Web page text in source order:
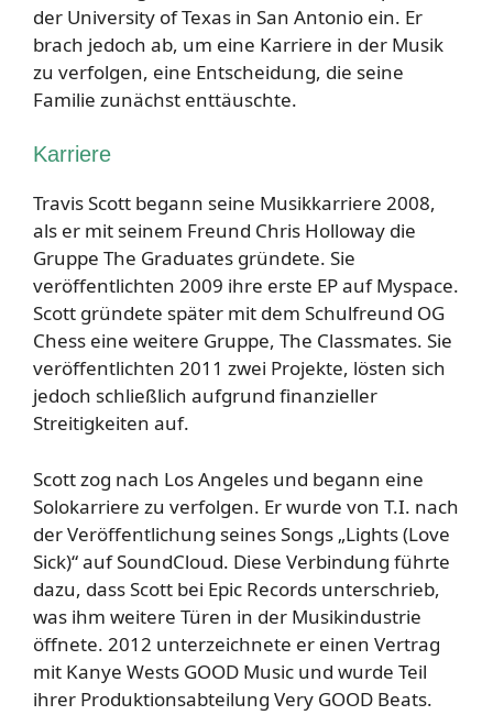
der University of Texas in San Antonio ein. Er
brach jedoch ab, um eine Karriere in der Musik
zu verfolgen, eine Entscheidung, die seine
Familie zunächst enttäuschte.
Karriere
Travis Scott begann seine Musikkarriere 2008,
als er mit seinem Freund Chris Holloway die
Gruppe The Graduates gründete. Sie
veröffentlichten 2009 ihre erste EP auf Myspace.
Scott gründete später mit dem Schulfreund OG
Chess eine weitere Gruppe, The Classmates. Sie
veröffentlichten 2011 zwei Projekte, lösten sich
jedoch schließlich aufgrund finanzieller
Streitigkeiten auf.
Scott zog nach Los Angeles und begann eine
Solokarriere zu verfolgen. Er wurde von T.I. nach
der Veröffentlichung seines Songs „Lights (Love
Sick)“ auf SoundCloud. Diese Verbindung führte
dazu, dass Scott bei Epic Records unterschrieb,
was ihm weitere Türen in der Musikindustrie
öffnete. 2012 unterzeichnete er einen Vertrag
mit Kanye Wests GOOD Music und wurde Teil
ihrer Produktionsabteilung Very GOOD Beats.